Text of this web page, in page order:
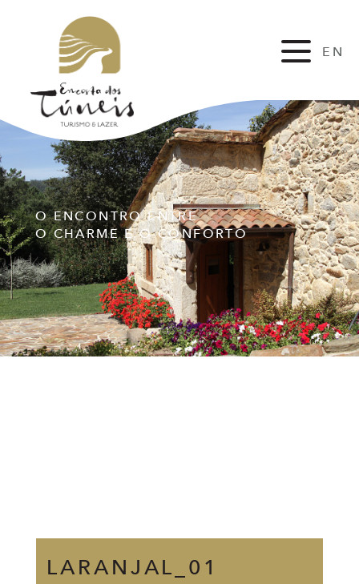
EN
O ENCONTRO ENTRE
O CHARME E O CONFORTO
LARANJAL_01